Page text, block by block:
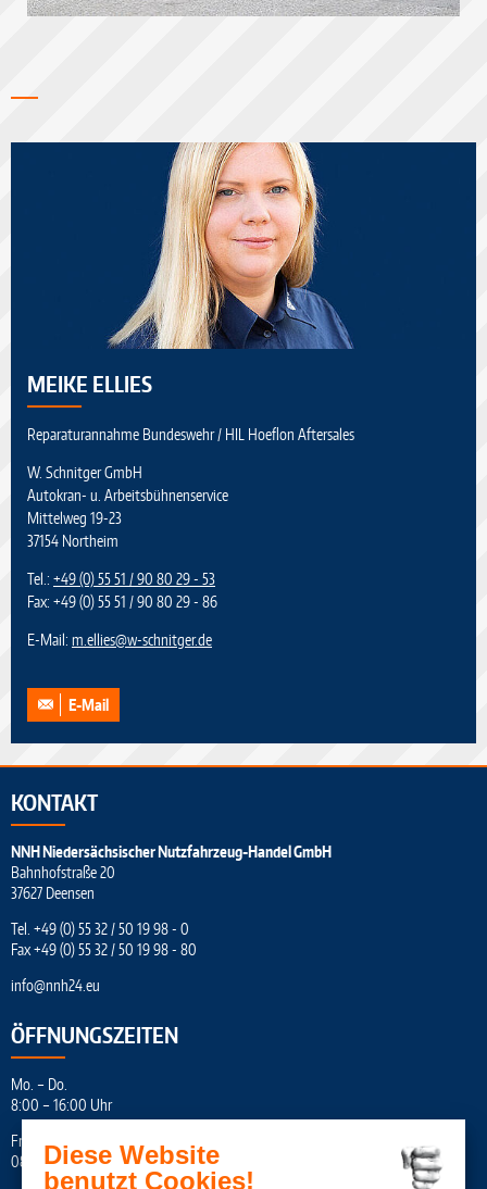
MEIKE ELLIES
Reparaturannahme Bundeswehr / HIL Hoeflon Aftersales
W. Schnitger GmbH
Autokran- u. Arbeitsbühnenservice
Mittelweg 19-23
37154 Northeim
Tel.: +49 (0) 55 51 / 90 80 29 - 53
Fax: +49 (0) 55 51 / 90 80 29 - 86
E-Mail: m.ellies@w-schnitger.de
E-Mail
KONTAKT
NNH Niedersächsischer Nutzfahrzeug-Handel GmbH
Bahnhofstraße 20
37627 Deensen
Tel. +49 (0) 55 32 / 50 19 98 - 0
Fax +49 (0) 55 32 / 50 19 98 - 80
info@nnh24.eu
ÖFFNUNGSZEITEN
Mo. – Do.
8:00 – 16:00 Uhr
Fr.
08:00 – 16:45 Uhr
Diese Website
benutzt Cookies!